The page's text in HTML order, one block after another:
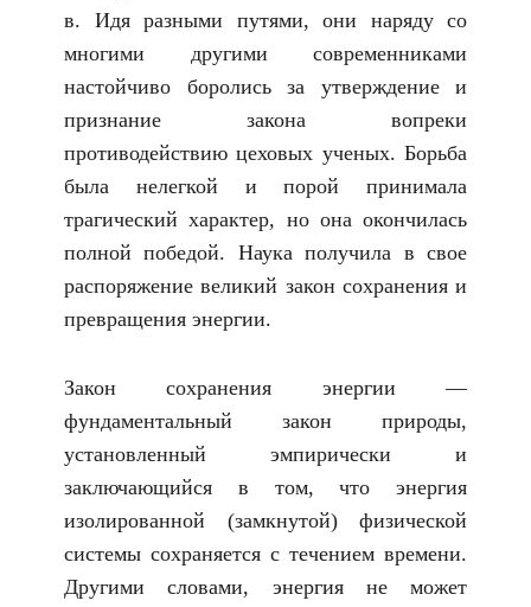
в. Идя разными путями, они наряду со
многими другими современниками
настойчиво боролись за утверждение и
признание закона вопреки
противодействию цеховых ученых. Борьба
была нелегкой и порой принимала
трагический характер, но она окончилась
полной победой. Наука получила в свое
распоряжение великий закон сохранения и
превращения энергии.
Закон сохранения энергии —
фундаментальный закон природы,
установленный эмпирически и
заключающийся в том, что энергия
изолированной (замкнутой) физической
системы сохраняется с течением времени.
Другими словами, энергия не может